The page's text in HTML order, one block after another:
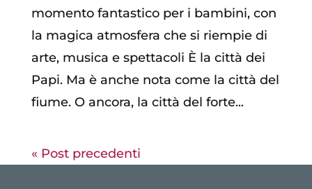
momento fantastico per i bambini, con
la magica atmosfera che si riempie di
arte, musica e spettacoli È la città dei
Papi. Ma è anche nota come la città del
fiume. O ancora, la città del forte...
« Post precedenti